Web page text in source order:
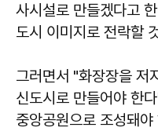
사시설로 만들겠다고
도시 이미지로 전락할
그러면서 "화장장을 저
신도시로 만들어야 한
중앙공원으로 조성돼